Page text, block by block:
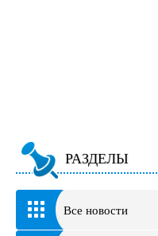
РАЗДЕЛЫ
Все новости